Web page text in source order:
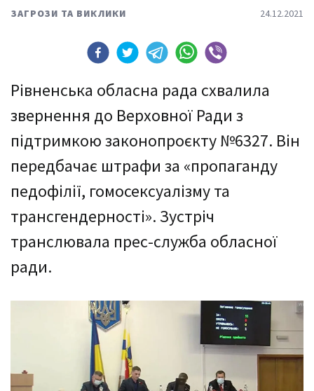
ЗАГРОЗИ ТА ВИКЛИКИ 24.12.2021
Рівненська обласна рада схвалила
звернення до Верховної Ради з
підтримкою законопроєкту №6327. Він
передбачає штрафи за «пропаганду
педофілії, гомосексуалізму та
трансгендерності». Зустріч
транслювала прес-служба обласної
ради.